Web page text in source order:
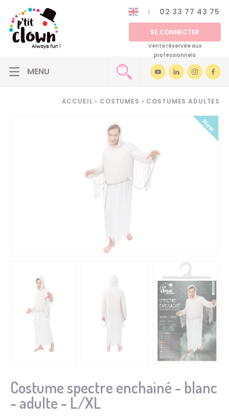
02 33 77 43 75
SE CONNECTER
Vente réservée aux
professionnels
ACCUEIL • COSTUMES • COSTUMES ADULTES
Costume spectre enchainé - blanc
- adulte - L/XL